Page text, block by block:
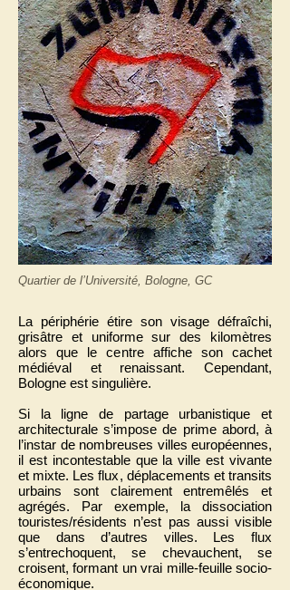
Quartier de l’Université, Bologne, GC
La périphérie étire son visage défraîchi,
grisâtre et uniforme sur des kilomètres
alors que le centre affiche son cachet
médiéval et renaissant. Cependant,
Bologne est singulière.
Si la ligne de partage urbanistique et
architecturale s’impose de prime abord, à
l’instar de nombreuses villes européennes,
il est incontestable que la ville est vivante
et mixte. Les flux, déplacements et transits
urbains sont clairement entremêlés et
agrégés. Par exemple, la dissociation
touristes/résidents n’est pas aussi visible
que dans d’autres villes. Les flux
s’entrechoquent, se chevauchent, se
croisent, formant un vrai mille-feuille socio-
économique.